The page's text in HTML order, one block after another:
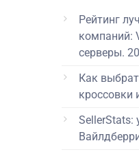
Рейтинг
компаний:
серверы.
Как
кроссовки
SellerStats: